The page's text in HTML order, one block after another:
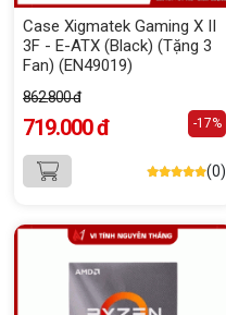
Case Xigmatek Gaming X II
3F - E-ATX (Black) (Tặng 3
Fan) (EN49019)
862.800 đ
719.000 đ -17%
(0)